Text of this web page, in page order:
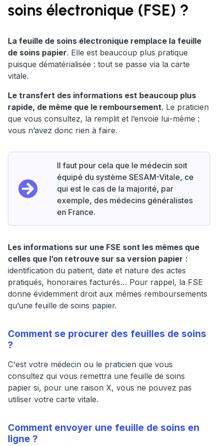
soins électronique (FSE) ?
La feuille de soins électronique remplace la feuille
de soins papier. Elle est beaucoup plus pratique
puisque dématérialisée : tout se passe via la carte
vitale.
Le transfert des informations est beaucoup plus
rapide, de même que le remboursement. Le praticien
que vous consultez, la remplit et l’envoie lui-même :
vous n’avez donc rien à faire.
Il faut pour cela que le médecin soit
équipé du système SESAM-Vitale, ce
qui est le cas de la majorité, par
exemple, des médecins généralistes
en France.
Les informations sur une FSE sont les mêmes que
celles que l’on retrouve sur sa version papier :
identification du patient, date et nature des actes
pratiqués, honoraires facturés… Pour rappel, la FSE
donne évidemment droit aux mêmes remboursements
qu’une feuille de soins papier.
Comment se procurer des feuilles de soins
?
C'est votre médecin ou le praticien que vous
consultez qui vous remettra une feuille de soins
papier si, pour une raison X, vous ne pouvez pas
utiliser votre carte vitale.
Comment envoyer une feuille de soins en
ligne ?